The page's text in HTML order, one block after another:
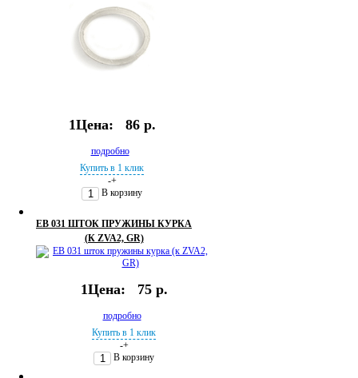
1Цена: 86 р.
подробно
Купить в 1 клик
-+
В корзину
EB 031 ШТОК ПРУЖИНЫ КУРКА
(К ZVA2, GR)
1Цена: 75 р.
подробно
Купить в 1 клик
-+
В корзину